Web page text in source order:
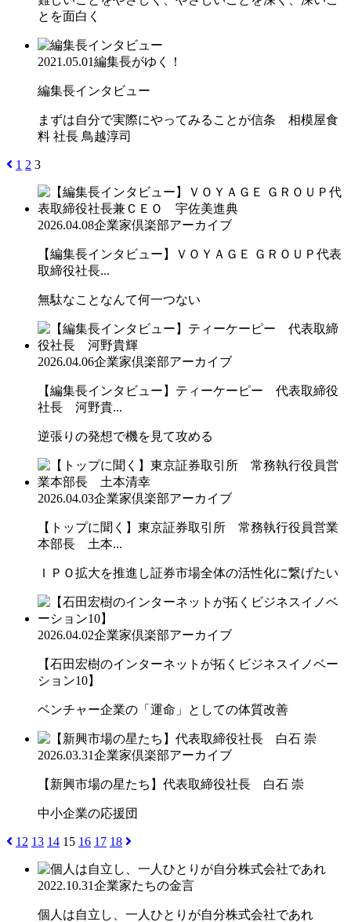
とを面白く
2021.05.01編集長がゆく！
編集長インタビュー
まずは自分で実際にやってみることが信条 相模屋食
料 社長 鳥越淳司
1 2 3
2026.04.08企業家倶楽部アーカイブ
【編集長インタビュー】ＶＯＹＡＧＥ ＧＲＯＵＰ代表
取締役社長...
無駄なことなんて何一つない
2026.04.06企業家倶楽部アーカイブ
【編集長インタビュー】ティーケーピー 代表取締役
社長 河野貴...
逆張りの発想で機を見て攻める
2026.04.03企業家倶楽部アーカイブ
【トップに聞く】東京証券取引所 常務執行役員営業
本部長 土本...
ＩＰＯ拡大を推進し証券市場全体の活性化に繋げたい
2026.04.02企業家倶楽部アーカイブ
【石田宏樹のインターネットが拓くビジネスイノベー
ション10】
ベンチャー企業の「運命」としての体質改善
2026.03.31企業家倶楽部アーカイブ
【新興市場の星たち】代表取締役社長 白石 崇
中小企業の応援団
12 13 14 15 16 17 18
2022.10.31企業家たちの金言
個人は自立し、一人ひとりが自分株式会社であれ